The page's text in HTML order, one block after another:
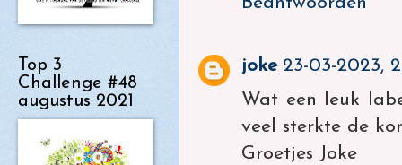
joke 23-03-2023,
Wat een leuk
veel sterkte de
Groetjes Joke
Top 3
Challenge #48
augustus 2021